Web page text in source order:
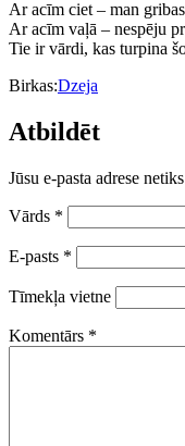
Ar acīm ciet – man
Ar acīm vaļā – nespēju
Tie ir vārdi, kas turpina
Birkas:Dzeja
Atbildēt
Jūsu e-pasta adrese
Vārds *
E-pasts *
Tīmekļa vietne
Komentārs *